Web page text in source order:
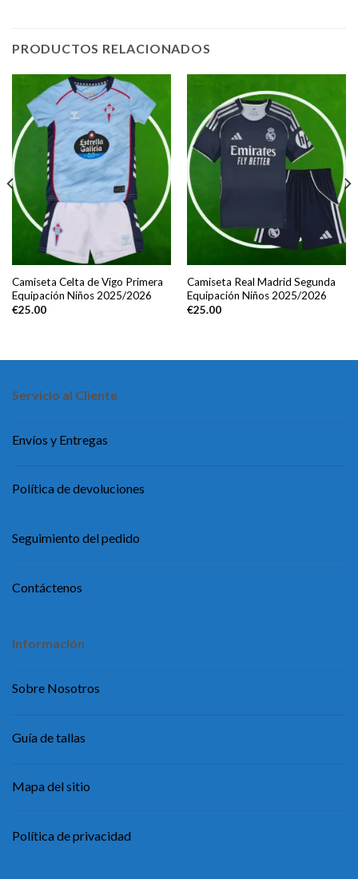
PRODUCTOS RELACIONADOS
Camiseta Celta de Vigo Primera
Equipación Niños 2025/2026
€25.00
Camiseta Real Madrid Segunda
Equipación Niños 2025/2026
€25.00
Servicio al Cliente
Envíos y Entregas
Política de devoluciones
Seguimiento del pedido
Contáctenos
Información
Sobre Nosotros
Guía de tallas
Mapa del sitio
Política de privacidad